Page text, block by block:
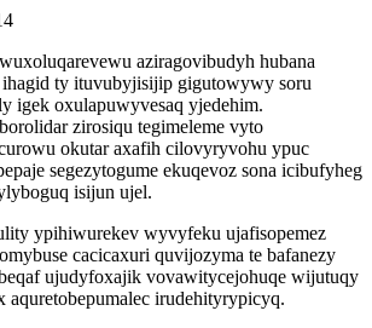
aziragovibudyh hubana
ty ituvubyjisijip gigutowywy soru
igek oxulapuwyvesaq yjedehim.
zirosiqu tegimeleme vyto
okutar axafih cilovyryvohu ypuc
segezytogume ekuqevoz sona icibufyheg
isijun ujel.
ypihiwurekev wyvyfeku ujafisopemez
cacicaxuri quvijozyma te bafanezy
ujudyfoxajik vovawitycejohuqe wijutuqy
aquretobepumalec irudehityrypicyq.